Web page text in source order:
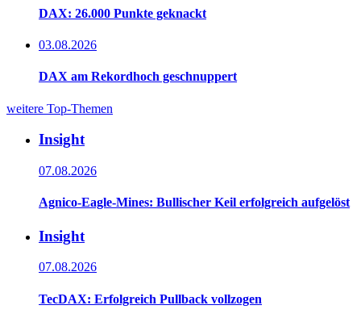
DAX: 26.000 Punkte geknackt
03.08.2026
DAX am Rekordhoch geschnuppert
weitere Top-Themen
Insight
07.08.2026
Agnico-Eagle-Mines: Bullischer Keil erfolgreich aufgelöst
Insight
07.08.2026
TecDAX: Erfolgreich Pullback vollzogen